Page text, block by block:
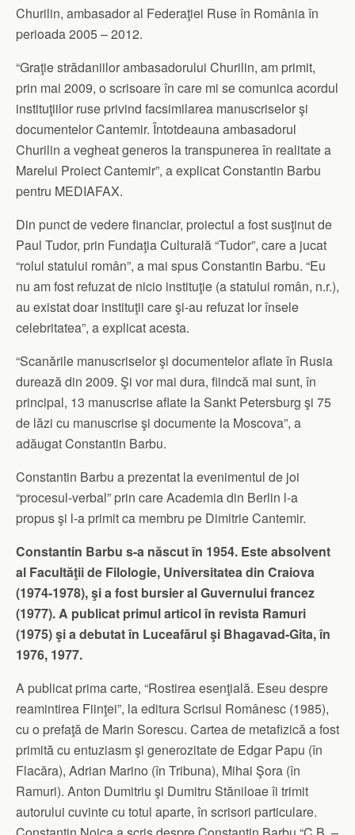
Churilin, ambasador al Federaţiei Ruse în România în
perioada 2005 – 2012.
“Graţie strădaniilor ambasadorului Churilin, am primit,
prin mai 2009, o scrisoare în care mi se comunica acordul
instituţiilor ruse privind facsimilarea manuscriselor şi
documentelor Cantemir. Întotdeauna ambasadorul
Churilin a vegheat generos la transpunerea în realitate a
Marelui Proiect Cantemir”, a explicat Constantin Barbu
pentru MEDIAFAX.
Din punct de vedere financiar, proiectul a fost susţinut de
Paul Tudor, prin Fundaţia Culturală “Tudor”, care a jucat
“rolul statului român”, a mai spus Constantin Barbu. “Eu
nu am fost refuzat de nicio instituţie (a statului român, n.r.),
au existat doar instituţii care şi-au refuzat lor însele
celebritatea”, a explicat acesta.
“Scanările manuscriselor şi documentelor aflate în Rusia
durează din 2009. Şi vor mai dura, fiindcă mai sunt, în
principal, 13 manuscrise aflate la Sankt Petersburg şi 75
de lăzi cu manuscrise şi documente la Moscova”, a
adăugat Constantin Barbu.
Constantin Barbu a prezentat la evenimentul de joi
“procesul-verbal” prin care Academia din Berlin l-a
propus şi l-a primit ca membru pe Dimitrie Cantemir.
Constantin Barbu s-a născut în 1954. Este absolvent
al Facultăţii de Filologie, Universitatea din Craiova
(1974-1978), şi a fost bursier al Guvernului francez
(1977). A publicat primul articol în revista Ramuri
(1975) şi a debutat în Luceafărul şi Bhagavad-Gita, în
1976, 1977.
A publicat prima carte, “Rostirea esenţială. Eseu despre
reamintirea Fiinţei”, la editura Scrisul Românesc (1985),
cu o prefaţă de Marin Sorescu. Cartea de metafizică a fost
primită cu entuziasm şi generozitate de Edgar Papu (în
Flacăra), Adrian Marino (în Tribuna), Mihai Şora (în
Ramuri). Anton Dumitriu şi Dumitru Stăniloae îi trimit
autorului cuvinte cu totul aparte, în scrisori particulare.